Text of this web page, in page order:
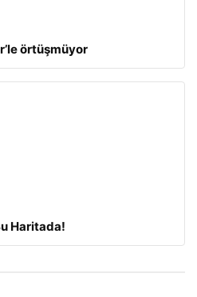
örtüşmüyor
Haritada!